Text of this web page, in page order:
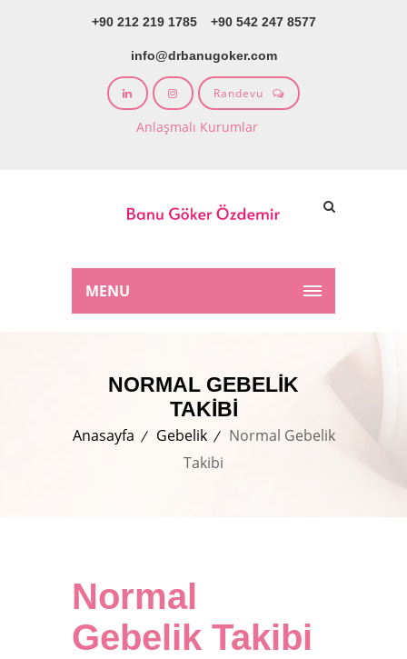
+90 212 219 1785 +90 542 247 8577
info@drbanugoker.com
Randevu
Anlaşmalı Kurumlar
MENU
NORMAL GEBELIK
TAKIBI
Anasayfa Gebelik
Normal Gebelik
Takibi
Normal
Gebelik Takibi